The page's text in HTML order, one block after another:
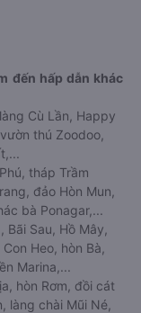
đến hấp dẫn khác
Cù Lần, Happy
thú Zoodoo,
tháp Trầm
đảo Hòn Mun,
bà Ponagar,...
Bãi Sau, Hồ Mây,
Heo, hòn Bà,
Marina,...
hòn Rơm, đồi cát
làng chài Mũi Né,